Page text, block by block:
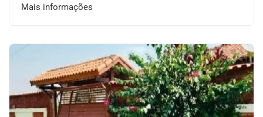
Mais informações